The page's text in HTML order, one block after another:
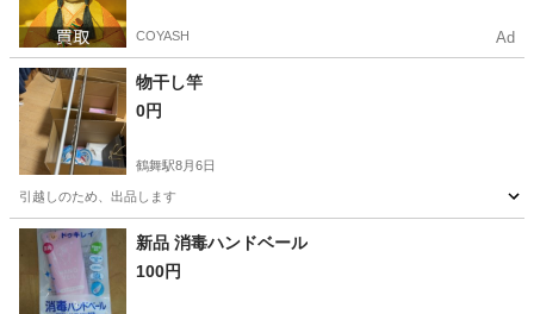
COYASH Ad
物干し竿
0円
鶴舞駅8月6日
引越しのため、出品します
愛知 名古屋市 鶴舞駅 洗濯用品
新品 消毒ハンドベール
100円